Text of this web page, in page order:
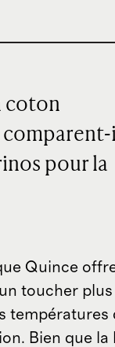
coton
pour la
Quince
toucher plus
températures
Bien que la